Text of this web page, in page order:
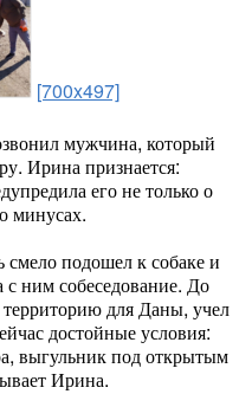
[700x497]
мужчина, который
Ирина признается:
его не только о
минусах.
подошел к собаке и
ним собеседование. До
для Даны, учел
достойные условия:
выгульник под открытым
Ирина.